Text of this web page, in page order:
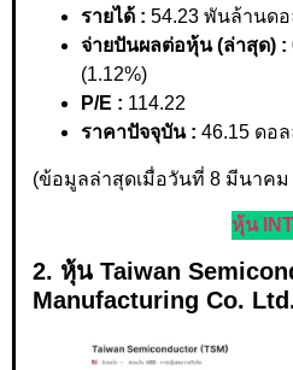
รายได้ : 54.23 พันล้านด
จ่ายปันผลต่อหุ้น (ล่าสุด) :
(1.12%)
P/E : 114.22
ราคาปัจจุบัน : 46.15 ดอ
(ข้อมูลล่าสุดเมื่อวันที่ 8 มีนาคม
หุ้น
2. หุ้น Taiwan
Manufacturing Co.